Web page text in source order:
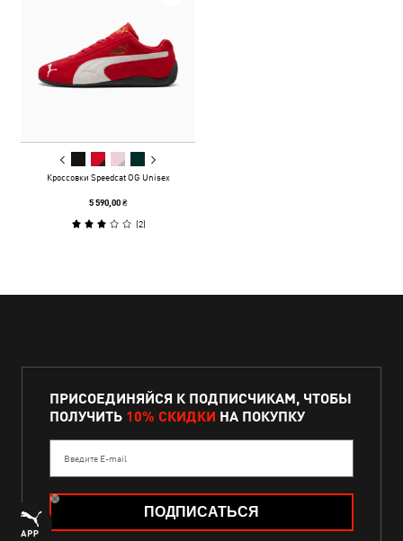
Кроссовки Speedcat OG Unisex
5 590,00 ₴
(2)
ПРИСОЕДИНЯЙСЯ К ПОДПИСЧИКАМ, ЧТОБЫ
ПОЛУЧИТЬ 10% СКИДКИ НА ПОКУПКУ
Введите E-mail
ПОДПИСАТЬСЯ